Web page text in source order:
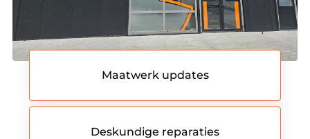
Maatwerk updates
Deskundige reparaties